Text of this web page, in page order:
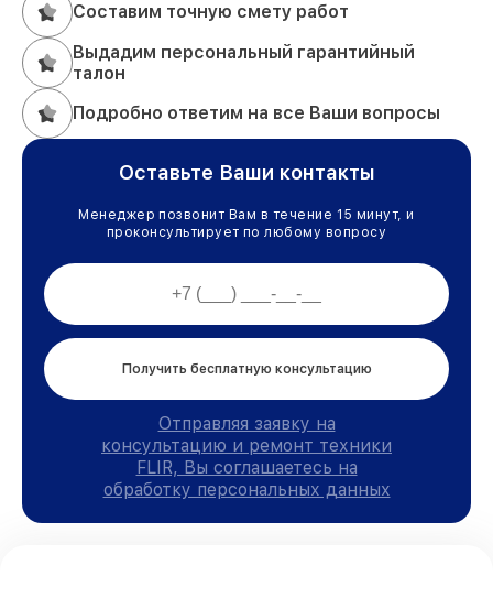
Составим точную смету работ
Выдадим персональный гарантийный
талон
Подробно ответим на все Ваши вопросы
Оставьте Ваши контакты
Менеджер позвонит Вам в течение 15 минут, и
проконсультирует по любому вопросу
Получить бесплатную консультацию
Отправляя заявку на
консультацию и ремонт техники
FLIR, Вы соглашаетесь на
обработку персональных данных